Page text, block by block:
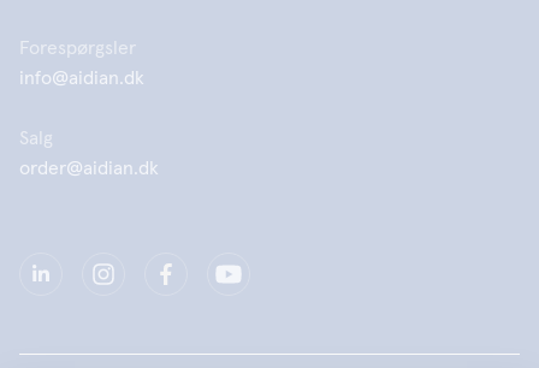
Forespørgsler
info@aidian.dk
Salg
order@aidian.dk